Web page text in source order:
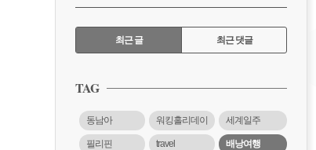
RECENTLY
최근 글 최근 댓글
근
글
TAG
동남아 워킹홀리데이 세계일주
필리핀 travel 배낭여행